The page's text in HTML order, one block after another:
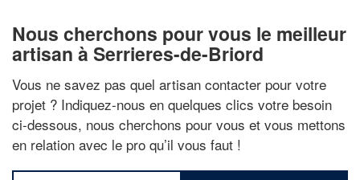
Nous cherchons pour vous le meilleur
artisan à Serrieres-de-Briord
Vous ne savez pas quel artisan contacter pour votre
projet ? Indiquez-nous en quelques clics votre besoin
ci-dessous, nous cherchons pour vous et vous mettons
en relation avec le pro qu’il vous faut !